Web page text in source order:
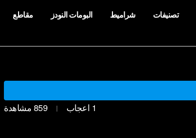
مقاطع البومات النودز شراميط تصنيفات
859 مشاهدة | 1 اعجاب